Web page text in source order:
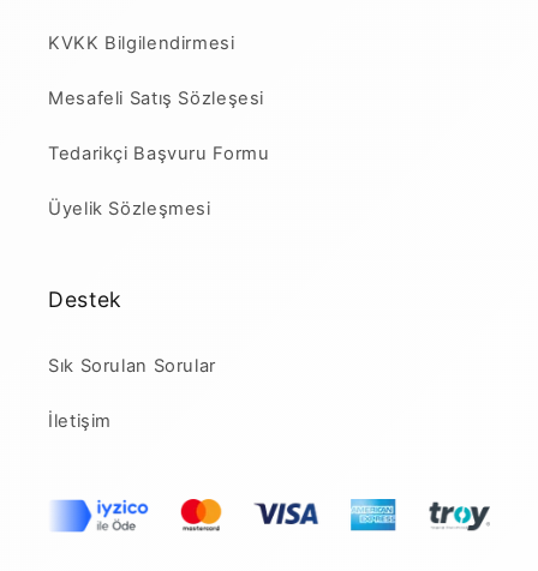
KVKK Bilgilendirmesi
Mesafeli Satış Sözleşesi
Tedarikçi Başvuru Formu
Üyelik Sözleşmesi
Destek
Sık Sorulan Sorular
İletişim